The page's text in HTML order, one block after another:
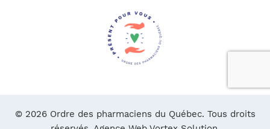
© 2026 Ordre des pharmaciens du Québec. Tous droits